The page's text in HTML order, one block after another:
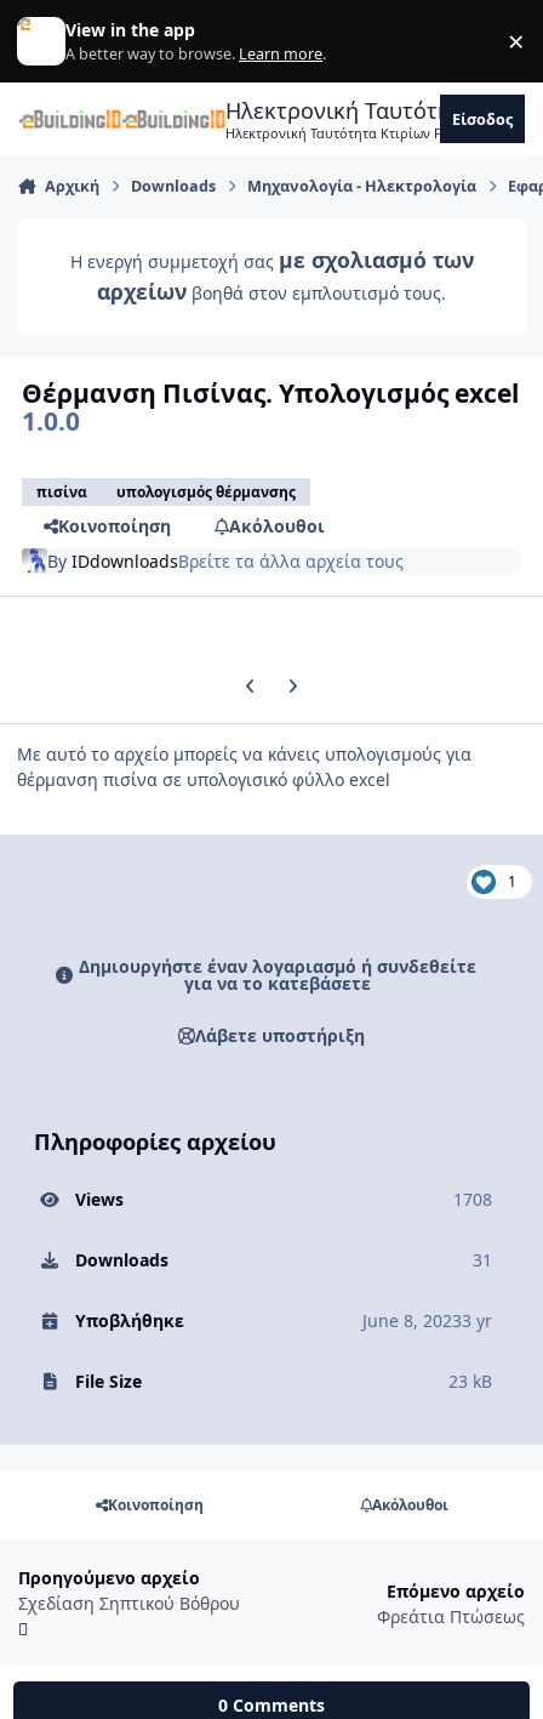
Skip to content
View in the app
A better way to browse. Learn more. ×
Ηλεκτρονική Ταυτότητα
Ηλεκτρονική Ταυτότητα Κτιρίων Forum
Είσοδος
Αρχική Downloads Μηχανολογία - Ηλεκτρολογία
Η ενεργή συμμετοχή σας με σχολιασμό των
αρχείων βοηθά στον εμπλουτισμό τους.
Θέρμανση Πισίνας. Υπολογισμός excel
1.0.0
πισίνα υπολογισμός θέρμανσης
Κοινοποίηση
Ακόλουθοι
ByIDdownloadsΒρείτε τα άλλα αρχεία τους
Previous carousel slide
Next carousel slide
Με αυτό το αρχείο μπορείς να κάνεις υπολογισμούς για
θέρμανση πισίνα σε υπολογισικό φύλλο excel
1
Δημιουργήστε έναν λογαριασμό ή συνδεθείτε
για να το κατεβάσετε
Λάβετε υποστήριξη
Πληροφορίες αρχείου
Views 1708
Downloads 31
Υποβλήθηκε June 8, 20233 yr
File Size 23 kB
Κοινοποίηση Ακόλουθοι
Προηγούμενο αρχείο
Σχεδίαση Σηπτικού Βόθρου
Επόμενο αρχείο
Φρεάτια Πτώσεως
0 Comments